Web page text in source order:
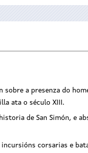
a presenza do
ata o século XIII.
de San Simón, e
corsarias e